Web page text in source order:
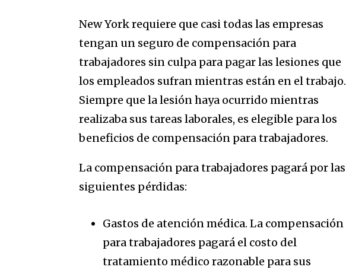
New York requiere que casi todas las empresas
tengan un seguro de compensación para
trabajadores sin culpa para pagar las lesiones que
los empleados sufran mientras están en el trabajo.
Siempre que la lesión haya ocurrido mientras
realizaba sus tareas laborales, es elegible para los
beneficios de compensación para trabajadores.
La compensación para trabajadores pagará por las
siguientes pérdidas:
Gastos de atención médica. La compensación
para trabajadores pagará el costo del
tratamiento médico razonable para sus